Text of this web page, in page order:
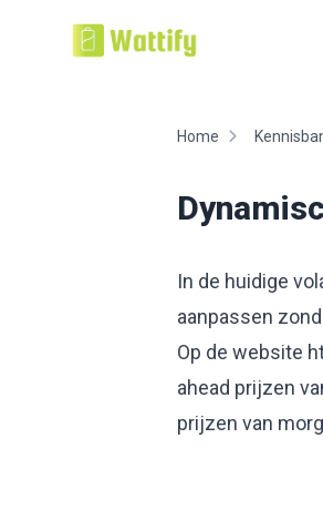
Home
In de huidige
aanpassen
Op de website
ahead prijzen
prijzen van